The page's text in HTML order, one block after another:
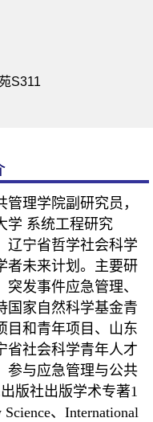
S311
理学院副研究员，
学 系统工程研究
辽宁省哲学社会科学
者未来计划。主要研
发事件应急管理、
国家自然科学基金青
目和青年项目、山东
省社会科学青年人才
参与应急管理与公共
版社出版学术专著1
、International